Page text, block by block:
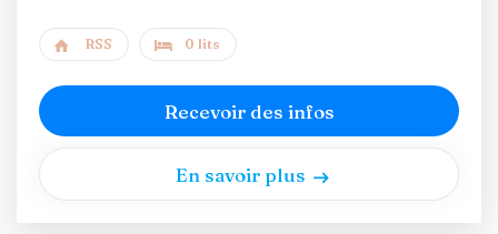
RSS 0 lits
Recevoir des infos
En savoir plus